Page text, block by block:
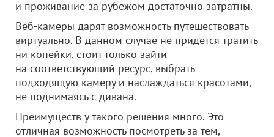
и проживание за рубежом достаточно затратны.
Веб-камеры дарят возможность путешествовать
виртуально. В данном случае не придется тратить
ни копейки, стоит только зайти
на соответствующий ресурс, выбрать
подходящую камеру и наслаждаться красотами,
не поднимаясь с дивана.
Преимуществ у такого решения много. Это
отличная возможность посмотреть за тем,